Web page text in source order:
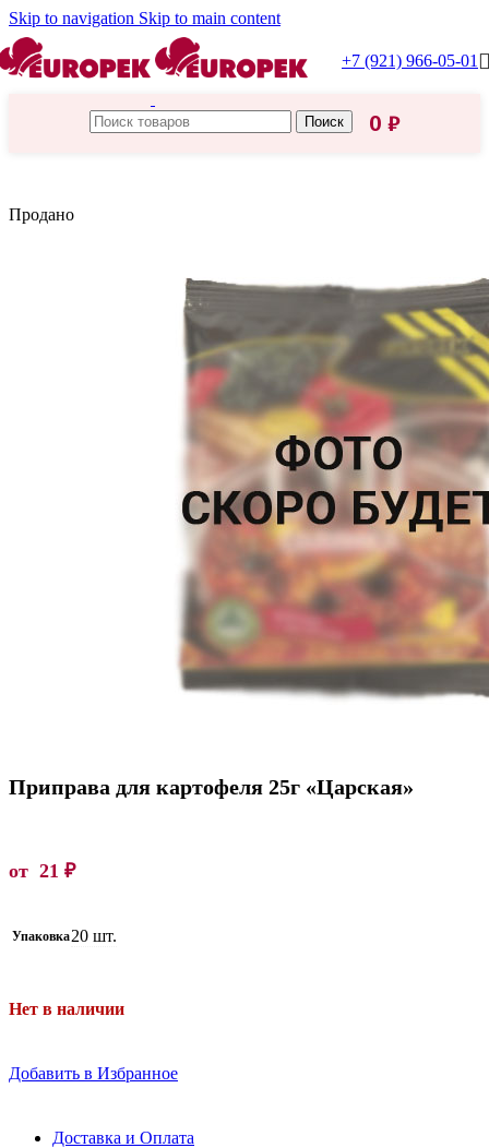
Skip to navigation Skip to main content
+7 (921) 966-05-01
Поиск 0 ₽
Продано
Приправа для картофеля 25г «Царская»
от 21 ₽
Упаковка20 шт.
Нет в наличии
Добавить в Избранное
Доставка и Оплата